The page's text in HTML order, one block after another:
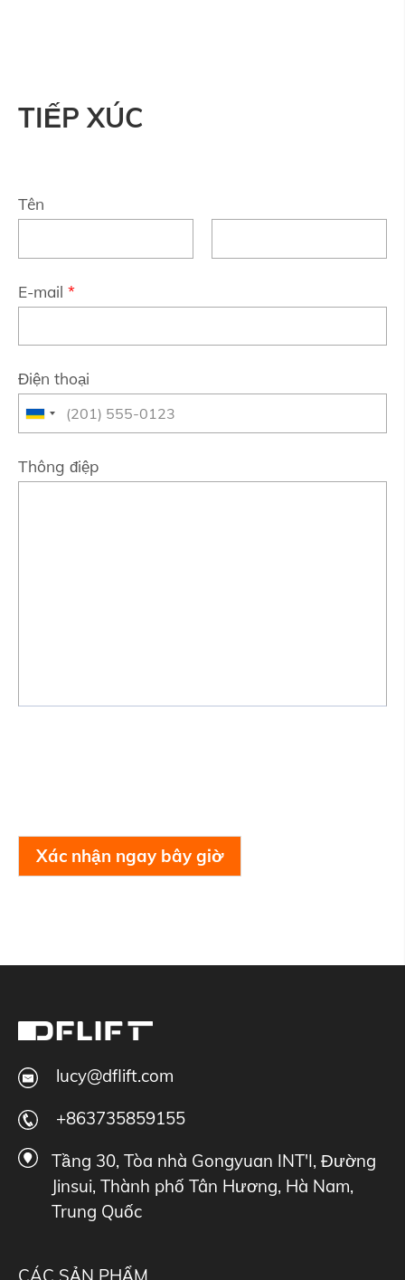
TIẾP XÚC
Tên
E-mail *
Điện thoại
Thông điệp
Xác nhận ngay bây giờ
lucy@dflift.com
+863735859155
Tầng 30, Tòa nhà Gongyuan INT'I, Đường
Jinsui, Thành phố Tân Hương, Hà Nam,
Trung Quốc
CÁC SẢN PHẨM